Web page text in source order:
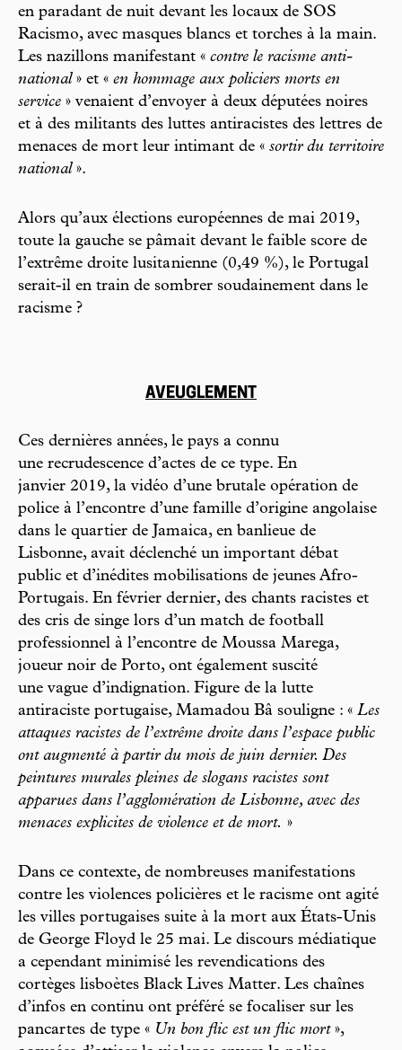
en paradant de nuit devant les locaux de SOS
Racismo, avec masques blancs et torches à la main.
Les nazillons manifestant « contre le racisme anti-
national» et « en hommage aux policiers morts en
service » venaient d’envoyer à deux députées noires
et à des militants des luttes antiracistes des lettres de
menaces de mort leur intimant de « sortir du territoire
national».
Alors qu’aux élections européennes de mai 2019,
toute la gauche se pâmait devant le faible score de
l’extrême droite lusita nienne (0,49 %), le Portugal
serait-il en train de sombrer soudainement dans le
racisme ?
AVEUGLEMENT
Ces dernières années, le pays a connu
une recrudescence d’actes de ce type. En
janvier 2019, la vidéo d’une brutale opération de
police à l’encontre d’une famille d’origine angolaise
dans le quartier de Jamaica, en banlieue de
Lisbonne, avait déclenché un important débat
public et d’inédites mobilisations de jeunes Afro-
Portugais. En février dernier, des chants racistes et
des cris de singe lors d’un match de football
professionnel à l’encontre de Moussa Marega,
joueur noir de Porto, ont également suscité
une vague d’indignation. Figure de la lutte
antiraciste portugaise, Mamadou Bâ souligne : « Les
attaques racistes de l’extrême droite dans l’espace public
ont augmenté à partir du mois de juin dernier. Des
peintures murales pleines de slogans racistes sont
apparues dans l’agglomération de Lisbonne, avec des
menaces explicites de violence et de mort. »
Dans ce contexte, de nombreuses manifestations
contre les violences policières et le racisme ont agité
les villes portugaises suite à la mort aux États-Unis
de George Floyd le 25 mai. Le discours médiatique
a cependant minimisé les revendications des
cortèges lisboètes Black Lives Matter. Les chaînes
d’infos en continu ont préféré se focaliser sur les
pancartes de type « Un bon flic est un flic mort»,